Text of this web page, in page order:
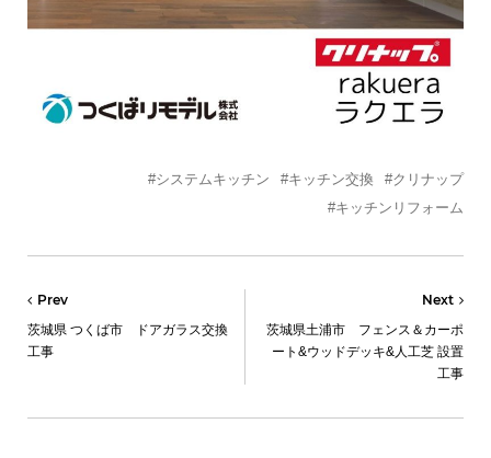
#システムキッチン #キッチン交換
#クリナップ
#キッチンリフォーム
Prev
茨城県 つくば市 ドアガラス交換
工事
Next
茨城県土浦市 フェンス＆カーポ
ート&ウッドデッキ&人工芝 設置
工事